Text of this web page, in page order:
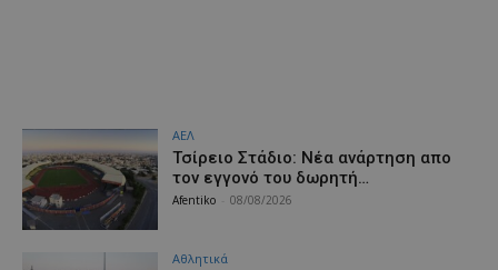
ΑΕΛ
Τσίρειο Στάδιο: Νέα ανάρτηση απο
τον εγγονό του δωρητή…
Afentiko 08/08/2026
Αθλητικά